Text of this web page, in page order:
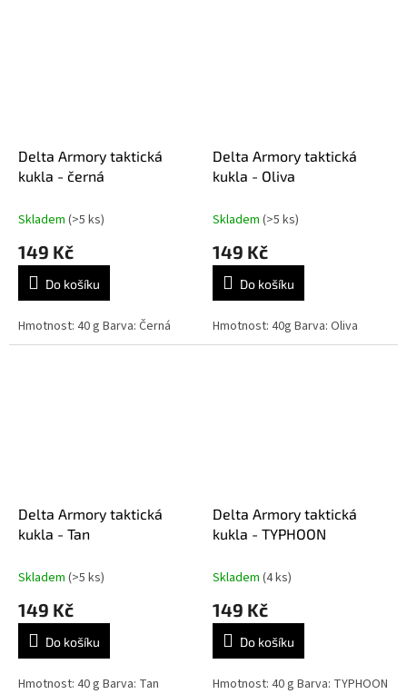
Delta Armory taktická
kukla - černá
Skladem (>5 ks)
149 Kč
Do košíku
Hmotnost: 40 g Barva: Černá
Delta Armory taktická
kukla - Oliva
Skladem (>5 ks)
149 Kč
Do košíku
Hmotnost: 40g Barva: Oliva
Delta Armory taktická
kukla - Tan
Skladem (>5 ks)
149 Kč
Do košíku
Hmotnost: 40 g Barva: Tan
Delta Armory taktická
kukla - TYPHOON
Skladem (4 ks)
149 Kč
Do košíku
Hmotnost: 40 g Barva: TYPHOON